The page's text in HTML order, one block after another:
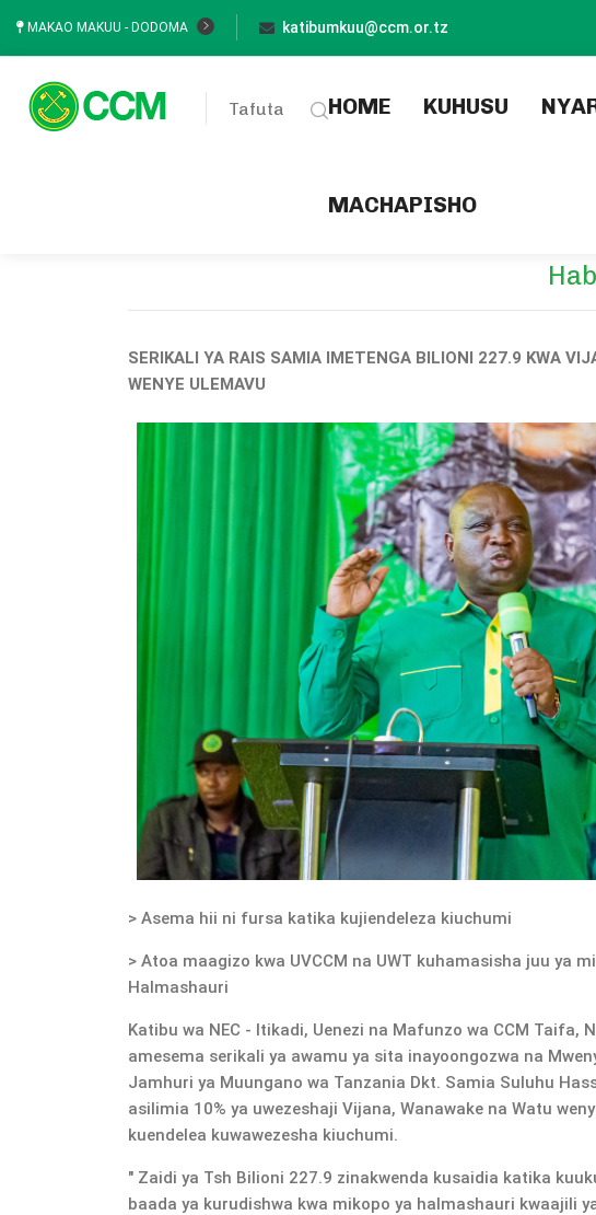
MAKAO MAKUU - DODOMA katibumkuu@ccm.or.tz
Tafuta HOME(current)
KUHUSU
MACHAPISHO
SERIKALI YA RAIS SAMIA IMETENGA BILIONI 227.9 KWA
WENYE ULEMAVU
> Asema hii ni fursa katika kujiendeleza kiuchumi
> Atoa maagizo kwa UVCCM na UWT kuhamasisha juu ya
Halmashauri
Katibu wa NEC - Itikadi, Uenezi na Mafunzo wa CCM Taifa,
amesema serikali ya awamu ya sita inayoongozwa na
Jamhuri ya Muungano wa Tanzania Dkt. Samia Suluhu
asilimia 10% ya uwezeshaji Vijana, Wanawake na Watu
kuendelea kuwawezesha kiuchumi.
" Zaidi ya Tsh Bilioni 227.9 zinakwenda kusaidia katika
baada ya kurudishwa kwa mikopo ya halmashauri kwaajili